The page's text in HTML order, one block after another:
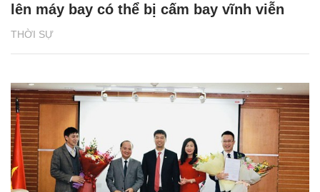
THỜI SỰ
lên máy bay có thể bị cấm bay vĩnh viễn